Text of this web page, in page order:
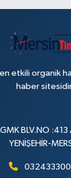
etkili organik
haber
BLV.NO
YENİŞEHİR-